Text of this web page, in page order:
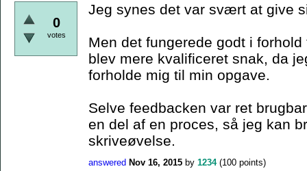
0
votes
Jeg synes det var svært at give
Men det fungerede godt i
blev mere kvalificeret snak, da
forholde mig til min opgave.
Selve feedbacken var ret
en del af en proces, så jeg kan
skriveøvelse.
answered Nov 16, 2015 by 1234 (100 points)